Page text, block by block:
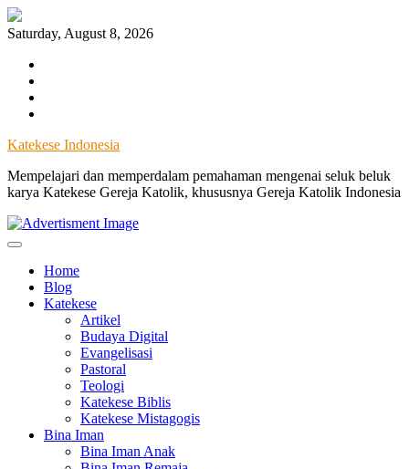
Skip
to
Saturday, August 8, 2026
Katekese Indonesia
Mempelajari dan memperdalam pemahaman mengenai seluk beluk
karya Katekese Gereja Katolik, khususnya Gereja Katolik Indonesia
Home
Blog
Katekese
Artikel
Budaya Digital
Evangelisasi
Pastoral
Teologi
Katekese Biblis
Katekese Mistagogis
Bina Iman
Bina Iman Anak